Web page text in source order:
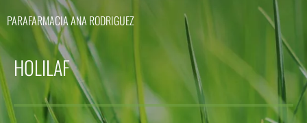
PARAFARMACIA ANA RODRIGUEZ
HOLILAF